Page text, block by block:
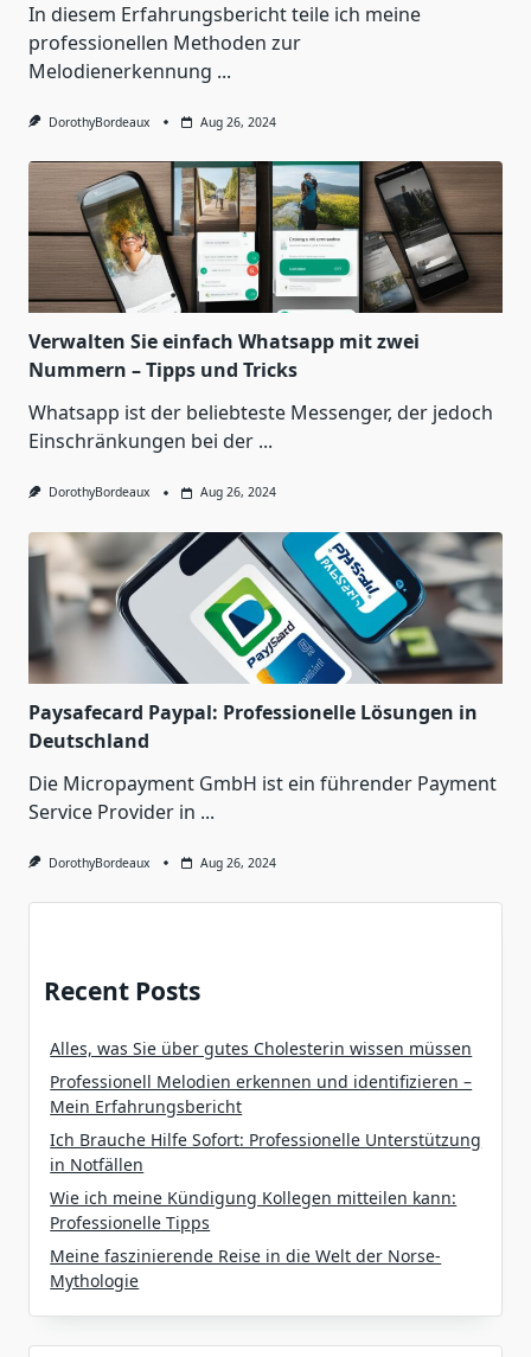
In diesem Erfahrungsbericht teile ich meine
professionellen Methoden zur
Melodienerkennung ...
DorothyBordeaux Aug 26, 2024
Verwalten Sie einfach Whatsapp mit zwei
Nummern – Tipps und Tricks
Whatsapp ist der beliebteste Messenger, der jedoch
Einschränkungen bei der ...
DorothyBordeaux Aug 26, 2024
Paysafecard Paypal: Professionelle Lösungen in
Deutschland
Die Micropayment GmbH ist ein führender Payment
Service Provider in ...
DorothyBordeaux Aug 26, 2024
Recent Posts
Alles, was Sie über gutes Cholesterin wissen müssen
Professionell Melodien erkennen und identifizieren –
Mein Erfahrungsbericht
Ich Brauche Hilfe Sofort: Professionelle Unterstützung
in Notfällen
Wie ich meine Kündigung Kollegen mitteilen kann:
Professionelle Tipps
Meine faszinierende Reise in die Welt der Norse-
Mythologie